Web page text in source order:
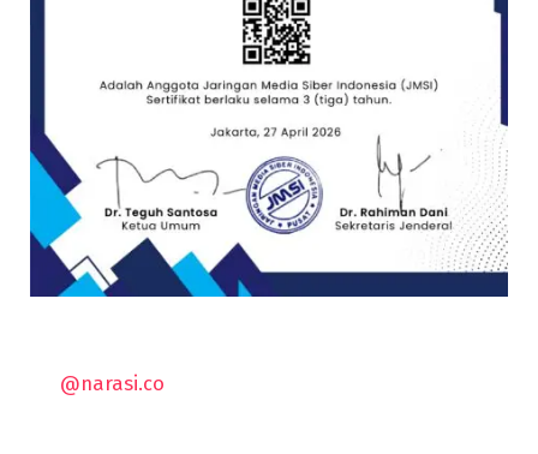
@narasi.co